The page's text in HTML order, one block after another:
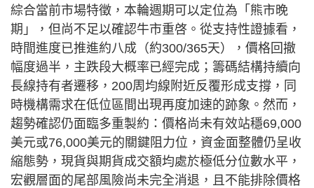
綜合當前市場特徵，本輪週期可以定位為「熊市晚
期」，但尚不足以確認牛市重啓。從支持性證據看，
時間進度已推進約八成（約300/365天），價格回撤
幅度過半，主跌段大概率已經完成；籌碼結構持續向
長線持有者遷移，200周均線附近反覆形成支撐，同
時機構需求在低位區間出現再度加速的跡象。然而，
趨勢確認仍面臨多重製約：價格尚未有效站穩69,000
美元或76,000美元的關鍵阻力位，資金面整體仍呈收
縮態勢，現貨與期貨成交額均處於極低分位數水平，
宏觀層面的尾部風險尚未完全消退，且不能排除價格